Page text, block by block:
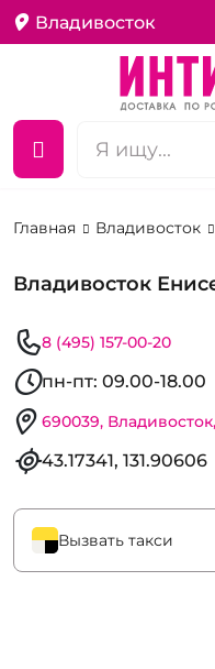
Владивосток
Главная Владивосток
Владивосток
8 (495) 157-00-20
пн-пт: 09.00-18.00
690039,
43.17341, 131.90606
Вызвать такси